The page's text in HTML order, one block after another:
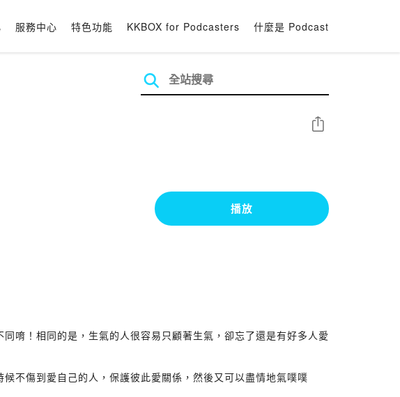
服務中心 特色功能 KKBOX for Podcasters 什麼是 Podcast
分享
播放
唷！相同的是，生氣的人很容易只顧著生氣，卻忘了還是有好多人愛
不傷到愛自己的人，保護彼此愛關係，然後又可以盡情地氣噗噗